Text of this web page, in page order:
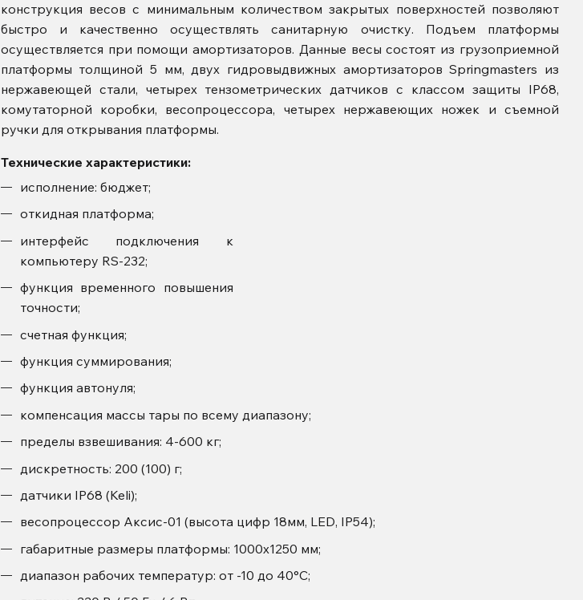
конструкция весов с минимальным количеством закрытых поверхностей позволяют
быстро и качественно осуществлять санитарную очистку. Подъем платформы
осуществляется при помощи амортизаторов. Данные весы состоят из грузоприемной
платформы толщиной 5 мм, двух гидровыдвижных амортизаторов Springmasters из
нержавеющей стали, четырех тензометрических датчиков с классом защиты IP68,
комутаторной коробки, весопроцессора, четырех нержавеющих ножек и съемной
ручки для открывания платформы.
Технические характеристики:
исполнение: бюджет;
откидная платформа;
интерфейс подключения к
компьютеру RS-232;
функция временного повышения
точности;
счетная функция;
функция суммирования;
функция автонуля;
компенсация массы тары по всему диапазону;
пределы взвешивания: 4-600 кг;
дискретность: 200 (100) г;
датчики IP68 (Keli);
весопроцессор Аксис-01 (высота цифр 18мм, LED, IP54);
габаритные размеры платформы: 1000х1250 мм;
диапазон рабочих температур: от -10 до 40°С;